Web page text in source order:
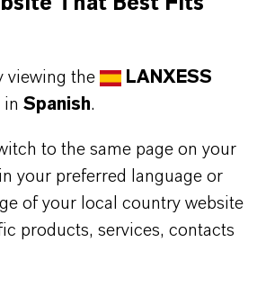
SHEETS
las fichas técnicas de los
una opción de los menús
los enlaces de descarga.
viewing the
LANXESS
in Spanish.
to the same page on your
your preferred language or
of your local country website
products, services, contacts